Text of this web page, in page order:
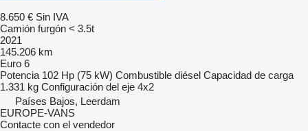
8.650 € Sin IVA
Camión furgón < 3.5t
2021
145.206 km
Euro 6
Potencia 102 Hp (75 kW) Combustible diésel Capacidad de carga
1.331 kg Configuración del eje 4x2
Países Bajos, Leerdam
EUROPE-VANS
Contacte con el vendedor